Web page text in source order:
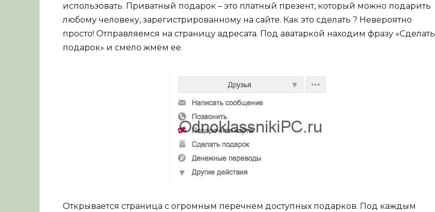
использовать. Приватный подарок – это платный презент, который можно подарить
любому человеку, зарегистрированному на сайте. Как это сделать ? Невероятно
просто! Отправляемся на страницу адресата. Под аватаркой находим фразу «Сделать
подарок» и смело жмём ее.
Открывается страница с огромным перечнем доступных подарков. Под каждым